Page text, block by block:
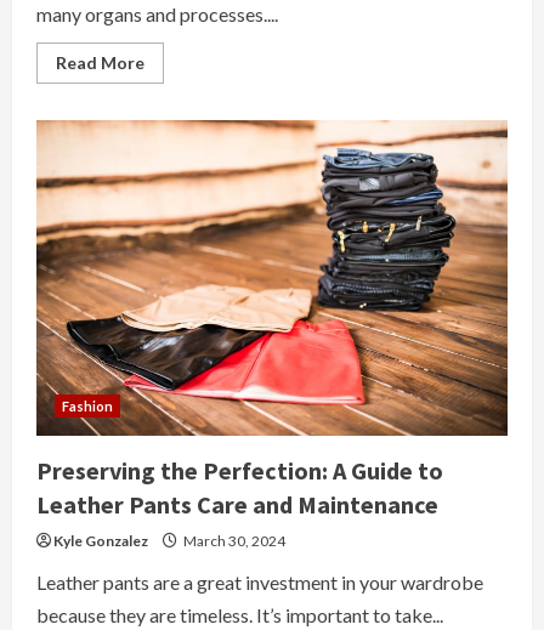
many organs and processes....
Read MoreRead
more
Exactly
Collagen
Do
You?
Fashion
Preserving the Perfection: A Guide to
Leather Pants Care and Maintenance
Kyle Gonzalez March 30, 2024
Leather pants are a great investment in your wardrobe
because they are timeless. It’s important to take...